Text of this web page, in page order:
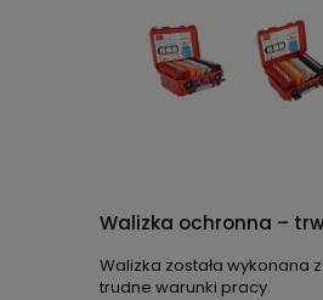
Walizka ochronna –
Walizka została wykonana z
trudne warunki pracy.